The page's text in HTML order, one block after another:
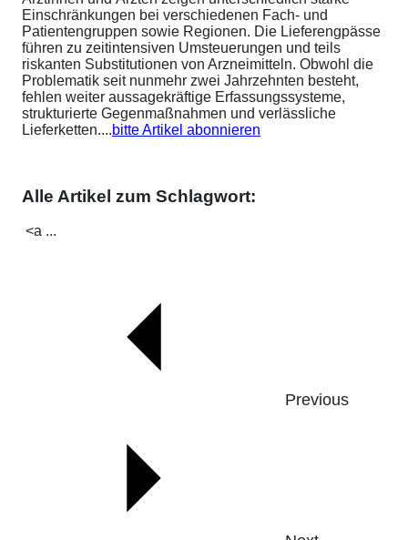
Einschränkungen bei verschiedenen Fach- und
Patientengruppen sowie Regionen. Die Lieferengpässe
führen zu zeitintensiven Umsteuerungen und teils
riskanten Substitutionen von Arzneimitteln. Obwohl die
Problematik seit nunmehr zwei Jahrzehnten besteht,
fehlen weiter aussagekräftige Erfassungssysteme,
strukturierte Gegenmaßnahmen und verlässliche
Lieferketten....bitte Artikel abonnieren
Alle Artikel zum Schlagwort:
<a ...
Previous